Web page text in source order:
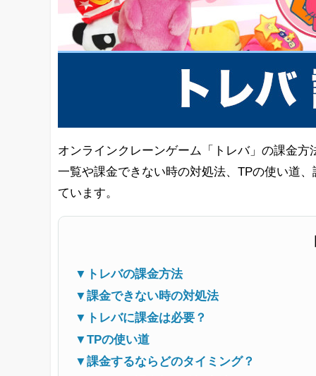
オンラインクレーンゲーム「トレバ」の課金
一覧や課金できない時の対処法、TPの使い道
ています。
▼トレバの課金方法
▼課金できない時の対処法
▼トレバに課金は必要？
▼TPの使い道
▼課金するならどのタイミング？